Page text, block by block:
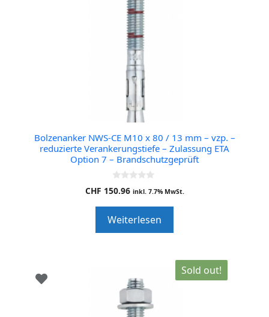
Bolzenanker NWS-CE M10 x 80 / 13 mm – vzp. –
reduzierte Verankerungstiefe – Zulassung ETA
Option 7 – Brandschutzgeprüft
0
o
o
f
5
CHF 150.96 inkl. 7.7% MwSt.
Weiterlesen
Sold out!